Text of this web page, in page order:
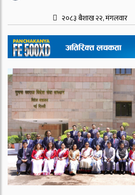
२०८३ बैशाख २२, मंगलवार